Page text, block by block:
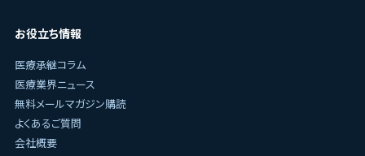
お役立ち情報
医療承継コラム
医療業界ニュース
無料メールマガジン購読
よくあるご質問
会社概要